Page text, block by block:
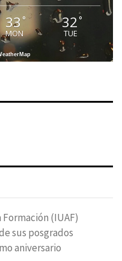
33 °
MON
32°
TUE
(IUAF)
sus posgrados
aniversario